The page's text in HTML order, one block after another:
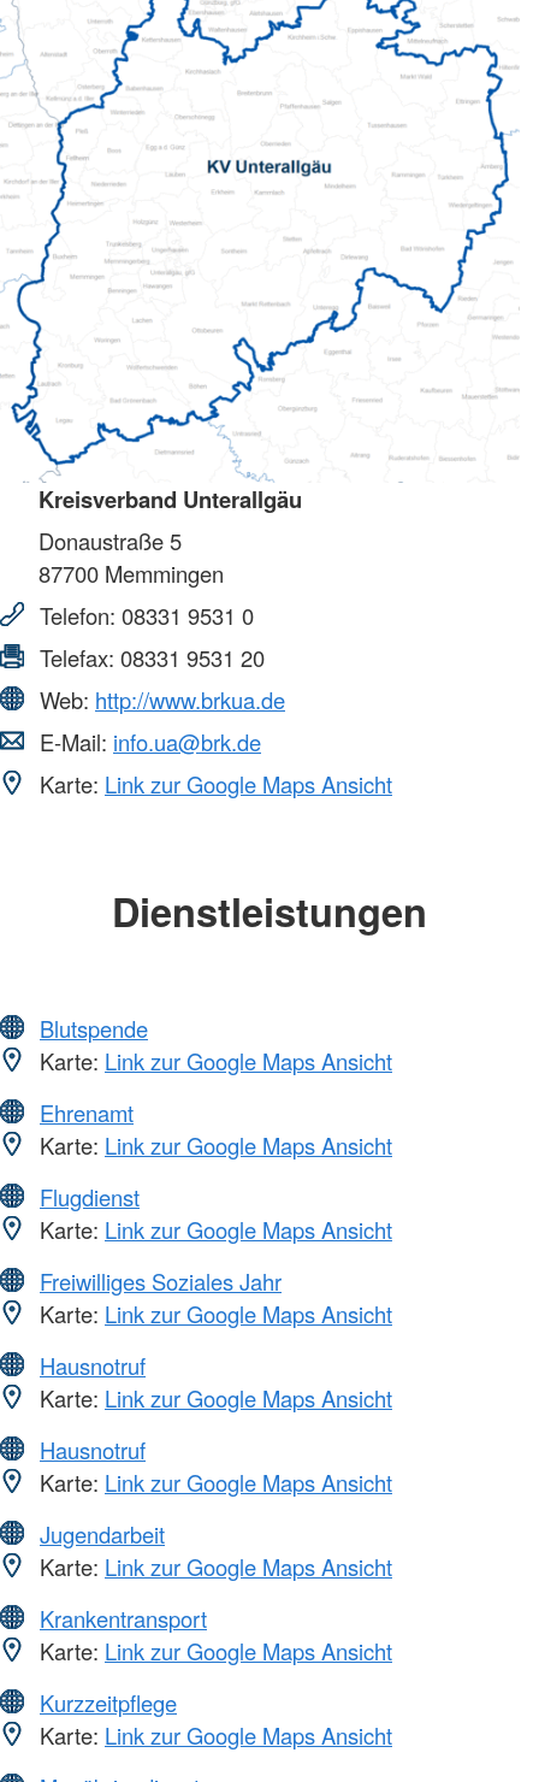
Kreisverband Unterallgäu
Donaustraße 5
87700 Memmingen
Telefon: 08331 9531 0
Telefax: 08331 9531 20
Web: http://www.brkua.de
E-Mail: info.ua@brk.de
Karte: Link zur Google Maps Ansicht
Dienstleistungen
Blutspende
Karte: Link zur Google Maps Ansicht
Ehrenamt
Karte: Link zur Google Maps Ansicht
Flugdienst
Karte: Link zur Google Maps Ansicht
Freiwilliges Soziales Jahr
Karte: Link zur Google Maps Ansicht
Hausnotruf
Karte: Link zur Google Maps Ansicht
Hausnotruf
Karte: Link zur Google Maps Ansicht
Jugendarbeit
Karte: Link zur Google Maps Ansicht
Krankentransport
Karte: Link zur Google Maps Ansicht
Kurzzeitpflege
Karte: Link zur Google Maps Ansicht